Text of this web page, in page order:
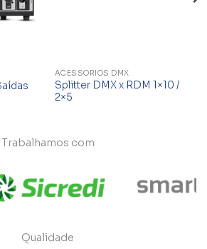
ACESSÓRIOS DMX
Splitter DMX x RDM 1×10 /
2×5
Trabalhamos com
Qualidade